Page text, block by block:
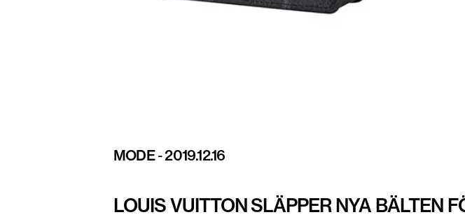
MODE-2019.12.16
LOUIS VUITTON SLÄPPER NYA BÄLTEN